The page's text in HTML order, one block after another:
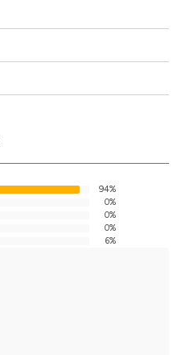
94%
0%
0%
0%
6%